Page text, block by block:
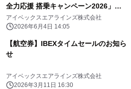
全力応援 搭乗キャンペーン2026」実
施について
アイベックスエアラインズ株式会社
2026年6月4日 14:05
【航空券】IBEXタイムセールのお知ら
せ
アイベックスエアラインズ株式会社
2026年3月11日 16:30